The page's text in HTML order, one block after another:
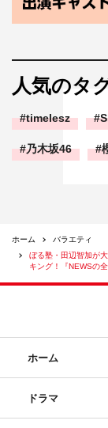
人気のタ
timelesz
乃木坂46
ホーム
バラエティ
ぼる塾・田辺智加が
キング！『NEWSの
ホーム
ドラマ